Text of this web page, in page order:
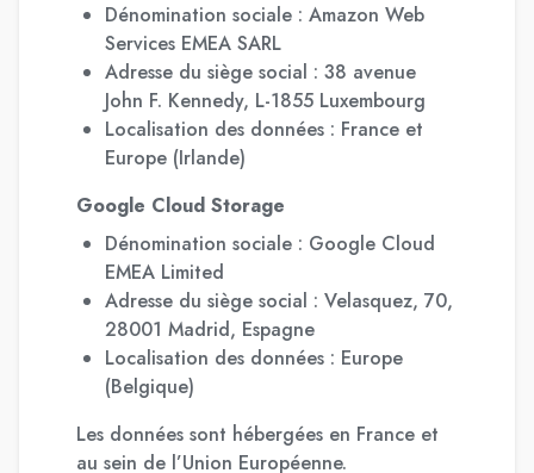
Dénomination sociale : Amazon Web
Services EMEA SARL
Adresse du siège social : 38 avenue
John F. Kennedy, L-1855 Luxembourg
Localisation des données : France et
Europe (Irlande)
Google Cloud Storage
Dénomination sociale : Google Cloud
EMEA Limited
Adresse du siège social : Velasquez, 70,
28001 Madrid, Espagne
Localisation des données : Europe
(Belgique)
Les données sont hébergées en France et
au sein de l’Union Européenne.